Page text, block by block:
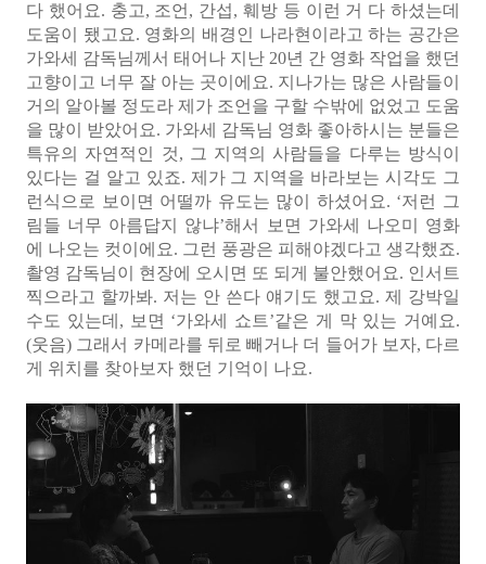
다 했어요. 충고, 조언, 간섭, 훼방 등 이런 거 다 하셨는데
도움이 됐고요. 영화의 배경인 나라현이라고 하는 공간은
가와세 감독님께서 태어나 지난 20년 간 영화 작업을 했던
고향이고 너무 잘 아는 곳이에요. 지나가는 많은 사람들이
거의 알아볼 정도라 제가 조언을 구할 수밖에 없었고 도움
을 많이 받았어요. 가와세 감독님 영화 좋아하시는 분들은
특유의 자연적인 것, 그 지역의 사람들을 다루는 방식이
있다는 걸 알고 있죠. 제가 그 지역을 바라보는 시각도 그
런식으로 보이면 어떨까 유도는 많이 하셨어요. ‘저런 그
림들 너무 아름답지 않냐’해서 보면 가와세 나오미 영화
에 나오는 컷이에요. 그런 풍광은 피해야겠다고 생각했죠.
촬영 감독님이 현장에 오시면 또 되게 불안했어요. 인서트
찍으라고 할까봐. 저는 안 쓴다 얘기도 했고요. 제 강박일
수도 있는데, 보면 ‘가와세 쇼트’같은 게 막 있는 거예요.
(웃음) 그래서 카메라를 뒤로 빼거나 더 들어가 보자, 다르
게 위치를 찾아보자 했던 기억이 나요.